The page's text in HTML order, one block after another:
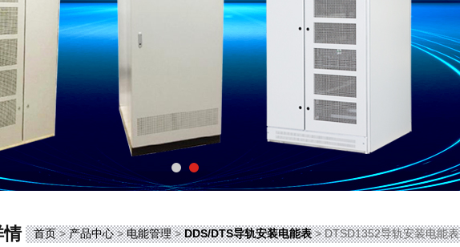
情 首页>产品中心>电能管理>DDS/DTS导轨安装电能表> DTSD1352导轨安装电能表